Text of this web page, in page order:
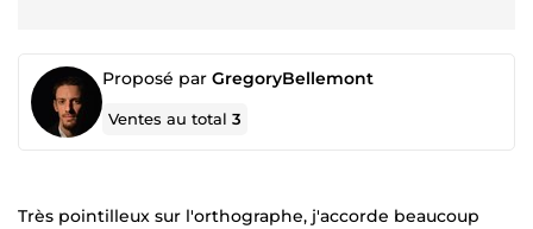
Proposé par GregoryBellemont
Ventes au total3
Très pointilleux sur l'orthographe, j'accorde beaucoup